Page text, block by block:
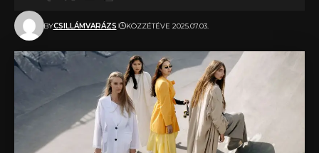
BYCSILLÁMVARÁZS KÖZZÉTÉVE 2025.07.03.